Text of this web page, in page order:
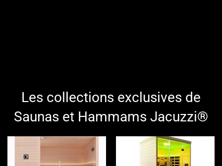
Les collections exclusives de
Saunas et Hammams Jacuzzi®